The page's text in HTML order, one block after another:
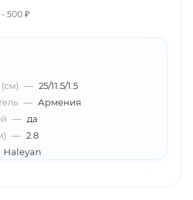
- 500 ₽
— 25/11.5/1.5
— Армения
— да
— 2.8
Haleyan